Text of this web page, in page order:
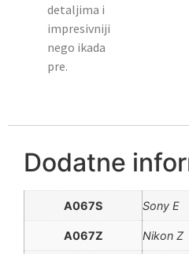
detaljima i
impresivniji
nego ikada
pre.
Dodatne
A067S Sony E
A067Z Nikon Z